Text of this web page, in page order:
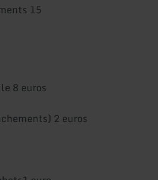
15
8 euros
2 euros